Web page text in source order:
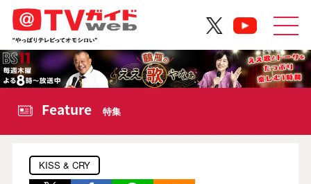
Feature 特集
KISS & CRY